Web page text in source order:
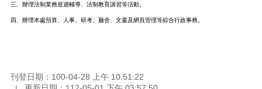
三、辦理法制業務巡迴輔導、法制教育講習等活動。
四、辦理本處預算、人事、研考、廳舍、文書及網頁管理等綜合行政事務。
刊登日期：100-04-28 上午 10:51:22